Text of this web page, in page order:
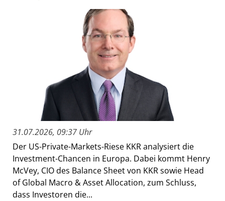
31.07.2026, 09:37 Uhr
Der US-Private-Markets-Riese KKR analysiert die
Investment-Chancen in Europa. Dabei kommt Henry
McVey, CIO des Balance Sheet von KKR sowie Head
of Global Macro & Asset Allocation, zum Schluss,
dass Investoren die...